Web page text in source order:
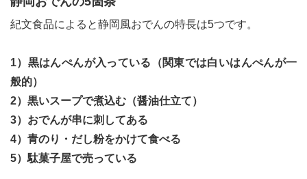
紀文食品によると静岡風おでんの特長は5つです。
1）黒はんぺんが入っている（関東では白いはんぺんが一
般的）
2）黒いスープで煮込む（醤油仕立て）
3）おでんが串に刺してある
4）青のり・だし粉をかけて食べる
5）駄菓子屋で売っている